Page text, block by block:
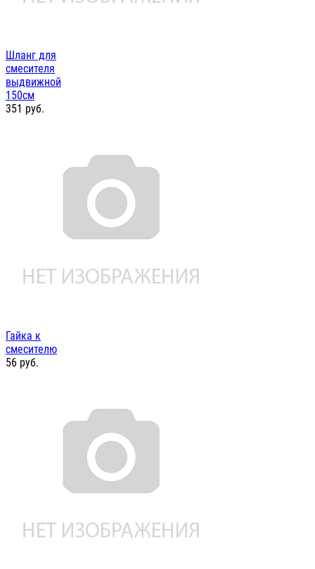
Шланг для
смесителя
выдвижной
150см
351 руб.
Гайка к
смесителю
56 руб.